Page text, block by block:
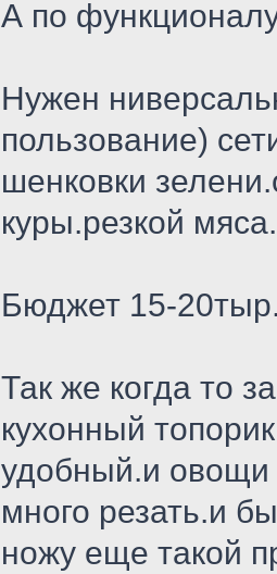
А по
Нужен
пользование)
шенковки
куры.резкой
Бюджет 15-
Так же когда то
кухонный
удобный.и овощи
много резать.и
ножу еще такой